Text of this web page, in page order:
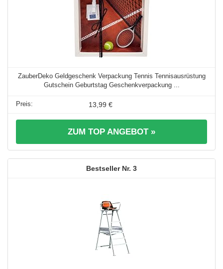
ZauberDeko Geldgeschenk Verpackung Tennis Tennisausrüstung
Gutschein Geburtstag Geschenkverpackung ...
13,99 €
ZUM TOP ANGEBOT »
3